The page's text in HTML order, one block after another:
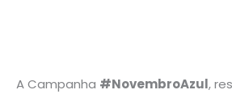
A Campanha #NovembroAzul,